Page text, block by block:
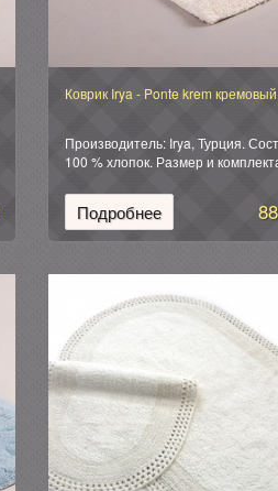
Коврик Irya - Ponte krem
Производитель: Irya, Турция.
100 % хлопок. Размер и
фирменная силиконовая.
Подробнее